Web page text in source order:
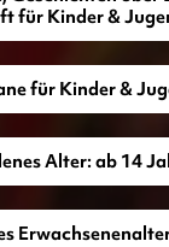
für Kinder &
für Kinder &
Alter: ab 14